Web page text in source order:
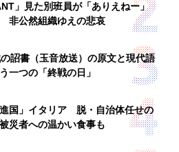
」見た別班員が「ありえねー」
非公然組織ゆえの悲哀
詔書（玉音放送）の原文と現代語
つの「終戦の日」
国」イタリア 脱・自治体任せの
災者への温かい食事も